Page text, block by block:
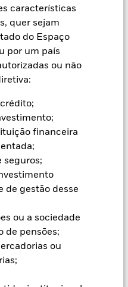
características
quer sejam
do Espaço
por um país
ou não
financeira
seguros;
de gestão desse
ou a sociedade
de pensões;
ou
reduções ou aumentos e
não reaver o
seu investimento e da
do seu
garantida.
cobertura cambial utilizam
cambial. A utilização de
pode implicar o risco
“spill-over”) a outras
sociedade gestora do fundo
para garantir a aplicação de
minimizem o risco de
Através da caixa de lista
nome do fundo, pode ver
cambial estão
no nome da categoria
mediante pedido
uma lista completa de
cobertura cambial.